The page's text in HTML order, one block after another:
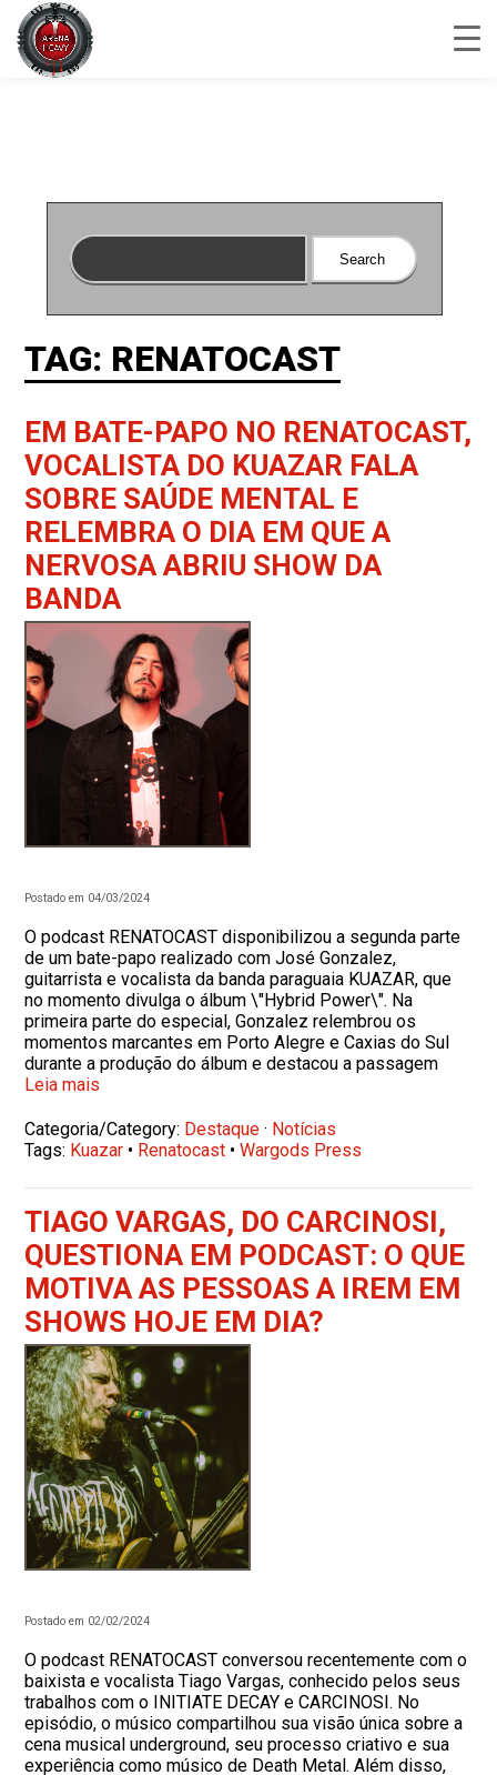
TAG: RENATOCAST
EM BATE-PAPO NO RENATOCAST,
VOCALISTA DO KUAZAR FALA
SOBRE SAÚDE MENTAL E
RELEMBRA O DIA EM QUE A
NERVOSA ABRIU SHOW DA
BANDA
Postado em 04/03/2024
O podcast RENATOCAST disponibilizou a segunda parte
de um bate-papo realizado com José Gonzalez,
guitarrista e vocalista da banda paraguaia KUAZAR, que
no momento divulga o álbum \"Hybrid Power\". Na
primeira parte do especial, Gonzalez relembrou os
momentos marcantes em Porto Alegre e Caxias do Sul
durante a produção do álbum e destacou a passagem
Leia mais
Categoria/Category: Destaque · Notícias
Tags: Kuazar • Renatocast •Wargods Press
TIAGO VARGAS, DO CARCINOSI,
QUESTIONA EM PODCAST: O QUE
MOTIVA AS PESSOAS A IREM EM
SHOWS HOJE EM DIA?
Postado em 02/02/2024
O podcast RENATOCAST conversou recentemente com o
baixista e vocalista Tiago Vargas, conhecido pelos seus
trabalhos com o INITIATE DECAY e CARCINOSI. No
episódio, o músico compartilhou sua visão única sobre a
cena musical underground, seu processo criativo e sua
experiência como músico de Death Metal. Além disso,